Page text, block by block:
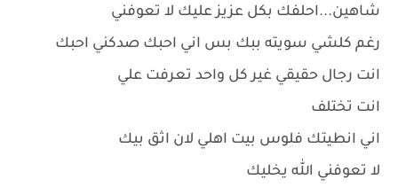
شاهين...احلفك بكل عزيز عليك لا تعوفني
رغم كلشي سويته ببك بس اني احبك صدكني احبك
انت رجال حقيقي غير كل واحد تعرفت علي
انت تختلف
اني انطيتك فلوس بيت اهلي لان اثق بيك
لا تعوفني الله يخليك